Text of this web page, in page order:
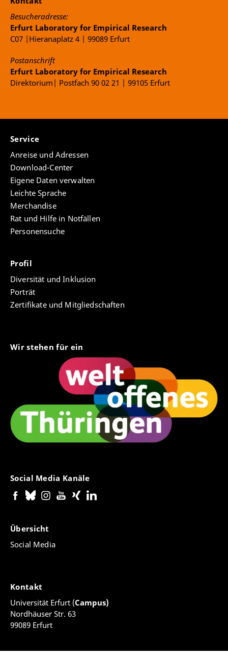
Besucheradresse:
Erfurt Laboratory for Empirical Research
C07 |Hieranaplatz 4 | 99089 Erfurt
Postanschrift
Erfurt Laboratory for Empirical Research
Direktorium| Postfach 90 02 21 | 99105 Erfurt
Service
Anreise und Adressen
Download-Center
Eigene Daten verwalten
Leichte Sprache
Merchandise
Rat und Hilfe in Notfällen
Personensuche
Profil
Diversität und Inklusion
Porträt
Zertifikate und Mitgliedschaften
Wir stehen für ein
Social Media Kanäle
Übersicht
Social Media
Kontakt
Universität Erfurt (Campus)
Nordhäuser Str. 63
99089 Erfurt